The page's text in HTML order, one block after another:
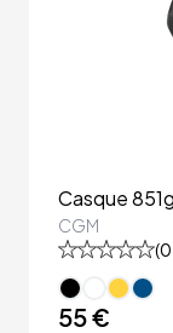
Casque
CGM
(0
55 €